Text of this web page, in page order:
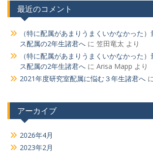
最近のコメント
（特に配属があまりうまくいかなかった
ス配属の2年生諸君へ に 笠田竜太 より
（特に配属があまりうまくいかなかった
ス配属の2年生諸君へ に Arisa Mapp より
2021年度研究室配属に悩む３年生諸君へ に
アーカイブ
2026年4月
2023年2月